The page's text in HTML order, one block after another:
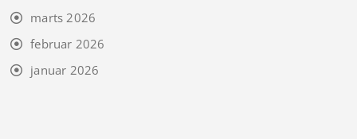
marts 2026
februar 2026
januar 2026